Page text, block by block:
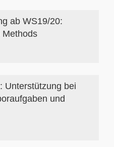
ab WS19/20:
Methods
Unterstützung bei
und